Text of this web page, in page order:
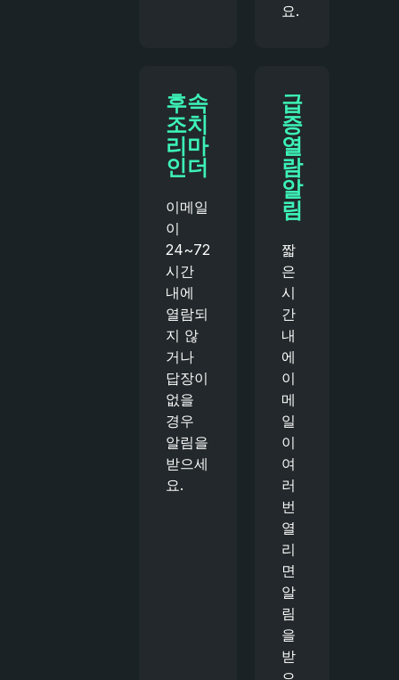
요.
후속
조치
리마
인더
이메일
이
24~72
시간
내에
열람되
지 않
거나
답장이
없을
경우
알림을
받으세
요.
급
증
열
람
알
림
짧
은
시
간
내
에
이
메
일
이
여
러
번
열
리
면
알
림
을
받